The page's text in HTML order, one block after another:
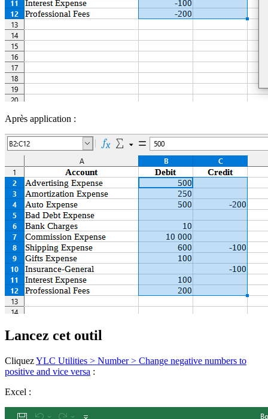
Après application :
Lancez cet outil
CliquezYLC Utilities > Number > Change negative numbers to
positive and vice versa :
Excel :